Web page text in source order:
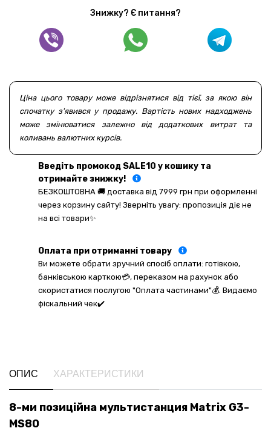
Знижку? Є питання?
Ціна цього товару може відрізнятися від тієї, за якою він
спочатку з'явився у продажу. Вартість нових надходжень
може змінюватися залежно від додаткових витрат та
коливань валютних курсів.
Введіть промокод SALE10 у кошику та
отримайте знижку!
БЕЗКОШТОВНА 🚚 доставка від 7999 грн при оформленні
через корзину сайту! Зверніть увагу: пропозиція діє не
на всі товари✨
Оплата при отриманні товару
Ви можете обрати зручний спосіб оплати: готівкою,
банківською карткою💳, переказом на рахунок або
скористатися послугою "Оплата частинами"💰. Видаємо
фіскальний чек✔️
ОПИС ХАРАКТЕРИСТИКИ
8-ми позиційна мультистанция Matrix G3-
MS80